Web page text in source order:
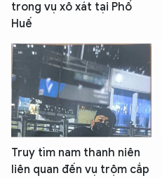
trong vụ xô xát tại Phố
Huế
Truy tìm nam thanh niên
liên quan đến vụ trộm cắp